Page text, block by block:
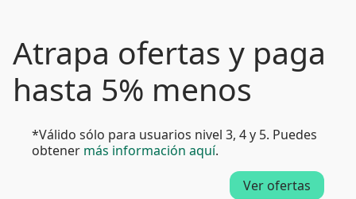
Atrapa ofertas y paga
hasta 5% menos
*Válido sólo para usuarios nivel 3, 4 y 5. Puedes
obtener más información aquí.
Ver ofertas